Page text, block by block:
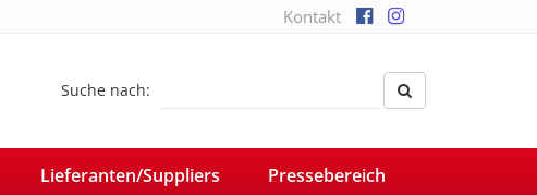
Kontakt
Suche nach:
Lieferanten/Suppliers Pressebereich